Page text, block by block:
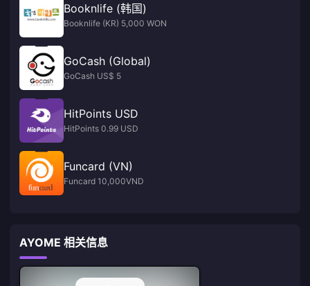
Booknlife (韩国)
Booknlife (KR) 5,000 WON
GoCash (Global)
GoCash US$ 5
HitPoints USD
HitPoints 0.99 USD
Funcard (VN)
Funcard 10,000VND
AYOME 相关信息